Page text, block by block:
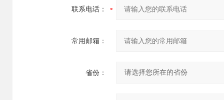
联系电话：
常用邮箱：
省份：